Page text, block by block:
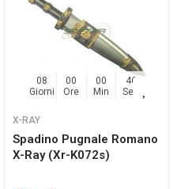
08
Giorni
00
Ore
00
Min
45
Sec
X-RAY
Spadino Pugnale Romano
X-Ray (xr-K072s)